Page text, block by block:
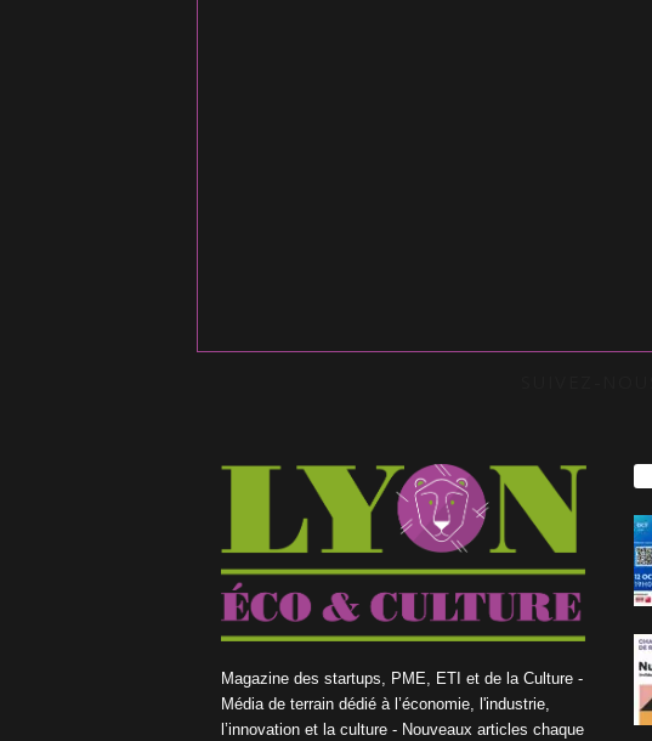
Magazine des startups, PME, ETI et de la Culture -
Média de terrain dédié à l’économie, l'industrie,
l’innovation et la culture - Nouveaux articles chaque